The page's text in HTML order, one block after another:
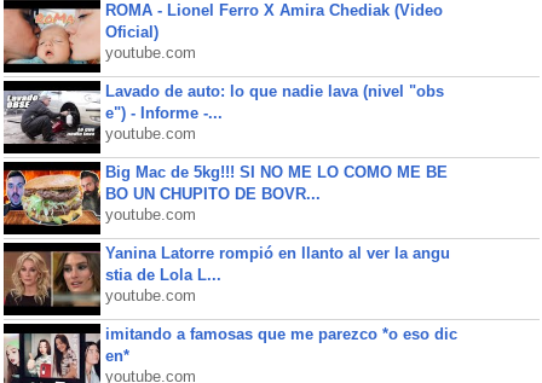
ROMA - Lionel Ferro X Amira Chediak (Video
Oficial)
youtube.com
Lavado de auto: lo que nadie lava (nivel "obs
e") - Informe -...
youtube.com
Big Mac de 5kg!!! SI NO ME LO COMO ME BE
BO UN CHUPITO DE BOVR...
youtube.com
Yanina Latorre rompió en llanto al ver la angu
stia de Lola L...
youtube.com
imitando a famosas que me parezco *o eso dic
en*
youtube.com